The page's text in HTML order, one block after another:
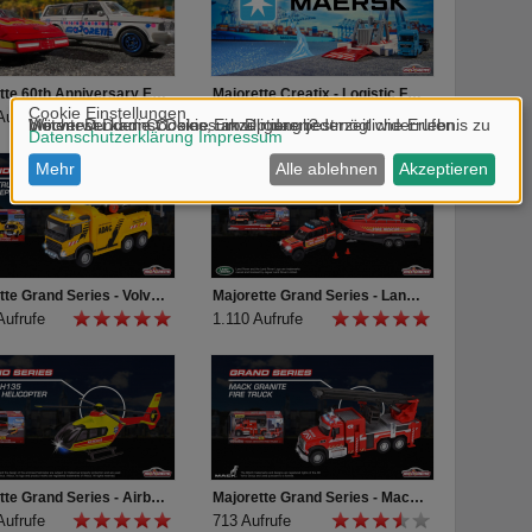
Majorette 60th Anniversary Edition Premium Cars Majorette Creatix - Logistic Freight Ship
869 Aufrufe
Majorette Grand Series - Volvo Truck Abschleppwagen ADAC Produktvideo Majorette Grand Series - Land Rover Fire Rescue Boat Produktvideo
1.110 Aufrufe
Majorette Grand Series - Airbus H135 Rescue Helicopter Produktvideo Majorette Grand Series - Mack Granite Fire Truck Produktvideo
713 Aufrufe